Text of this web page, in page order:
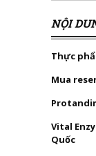
NỘI
Thực
Mua
Vital
Quốc